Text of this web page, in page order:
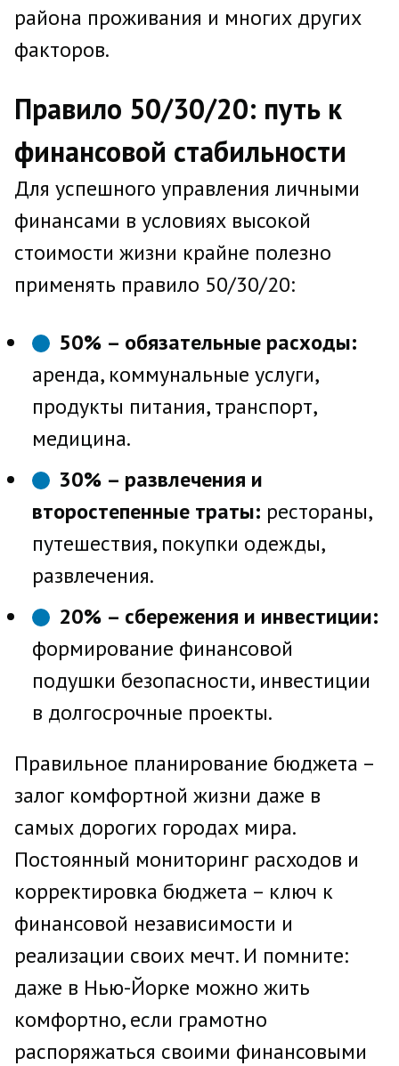
района проживания и многих других
факторов.
Правило 50/30/20: путь к
финансовой стабильности
Для успешного управления личными
финансами в условиях высокой
стоимости жизни крайне полезно
применять правило 50/30/20:
50% – обязательные расходы:
аренда, коммунальные услуги,
продукты питания, транспорт,
медицина.
30% – развлечения и
второстепенные траты: рестораны,
путешествия, покупки одежды,
развлечения.
20% – сбережения и инвестиции:
формирование финансовой
подушки безопасности, инвестиции
в долгосрочные проекты.
Правильное планирование бюджета –
залог комфортной жизни даже в
самых дорогих городах мира.
Постоянный мониторинг расходов и
корректировка бюджета – ключ к
финансовой независимости и
реализации своих мечт. И помните:
даже в Нью-Йорке можно жить
комфортно, если грамотно
распоряжаться своими финансовыми